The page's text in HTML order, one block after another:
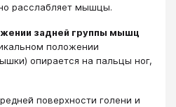
расслабляет мышцы.
задней группы мышц
положении
опирается на пальцы ног,
поверхности голени и